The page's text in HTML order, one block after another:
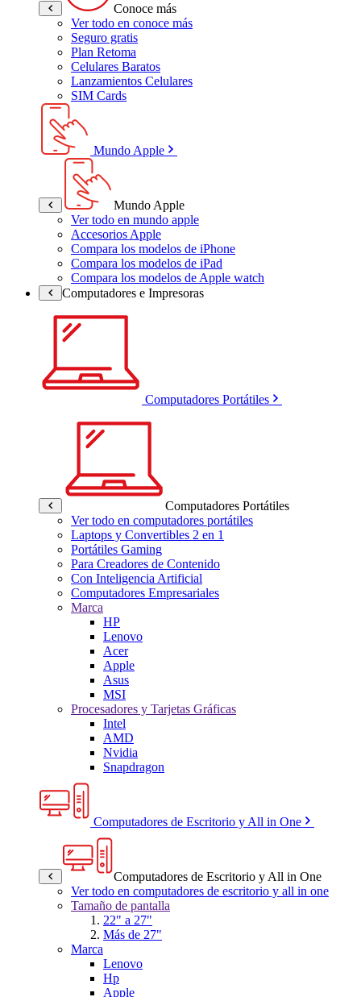
Conoce más
Ver todo en conoce más
Seguro gratis
Plan Retoma
Celulares Baratos
Lanzamientos Celulares
SIM Cards
Mundo Apple
Mundo Apple
Ver todo en mundo apple
Accesorios Apple
Compara los modelos de iPhone
Compara los modelos de iPad
Compara los modelos de Apple watch
Computadores e Impresoras
Computadores Portátiles
Computadores Portátiles
Ver todo en computadores portátiles
Laptops y Convertibles 2 en 1
Portátiles Gaming
Para Creadores de Contenido
Con Inteligencia Artificial
Computadores Empresariales
Marca
HP
Lenovo
Acer
Apple
Asus
MSI
Procesadores y Tarjetas Gráficas
Intel
AMD
Nvidia
Snapdragon
Computadores de Escritorio y All in One
Computadores de Escritorio y All in One
Ver todo en computadores de escritorio y all in one
Tamaño de pantalla
22" a 27"
Más de 27"
Marca
Lenovo
Hp
Apple